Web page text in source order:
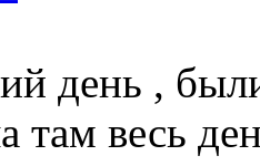
день ,
там весь